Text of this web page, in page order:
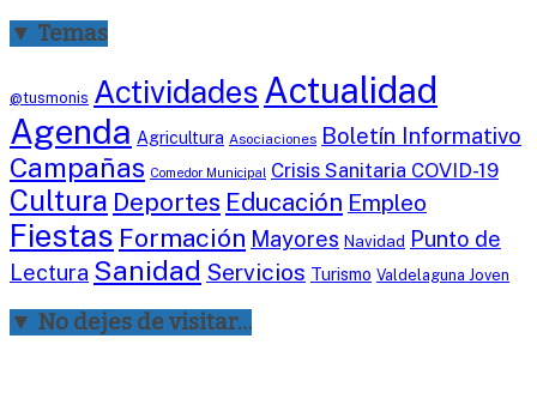
▼ Temas
@tusmonis ActividadesActualidad
Agenda Agricultura Asociaciones Boletín Informativo
Campañas Comedor Municipal Crisis Sanitaria COVID-19
Cultura Deportes Educación Empleo
Fiestas Formación Mayores Navidad Punto de
Lectura Sanidad Servicios Turismo Valdelaguna Joven
▼ No dejes de visitar…